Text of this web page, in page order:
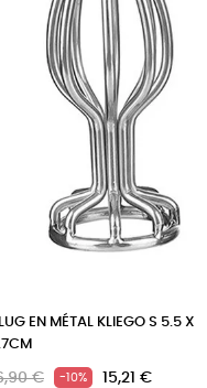
EN MÉTAL KLIEGO S 5.5 X
€ -10% 15,21 €